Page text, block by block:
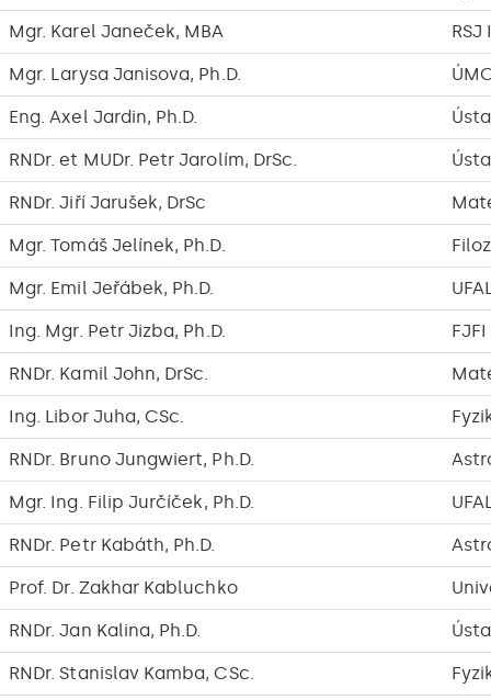
Mgr. Karel Janeček, MBA RSJ
Mgr. Larysa Janisova, Ph.D.
Eng. Axel Jardin, Ph.D.
RNDr. et MUDr. Petr Jarolím, DrSc.
RNDr. Jiří Jarušek, DrSc
Mgr. Tomáš Jelínek, Ph.D.
Mgr. Emil Jeřábek, Ph.D.
Ing. Mgr. Petr Jizba, Ph.D.
RNDr. Kamil John, DrSc.
Ing. Libor Juha, CSc.
RNDr. Bruno Jungwiert, Ph.D.
Mgr. Ing. Filip Jurčíček, Ph.D.
RNDr. Petr Kabáth, Ph.D.
Prof. Dr. Zakhar Kabluchko
RNDr. Jan Kalina, Ph.D.
RNDr. Stanislav Kamba, CSc.